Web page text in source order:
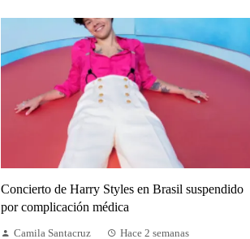
Concierto de Harry Styles en Brasil suspendido
por complicación médica
Camila Santacruz Hace 2 semanas